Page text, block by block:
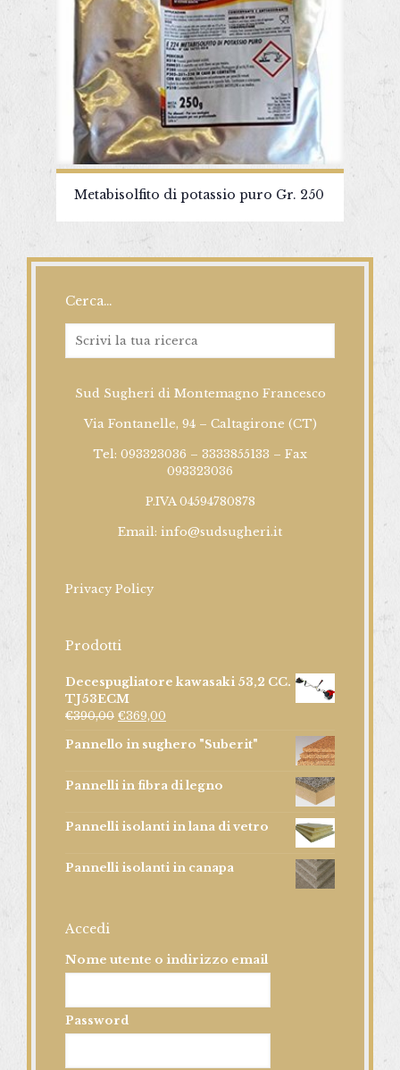
Metabisolfito di potassio puro Gr. 250
Cerca…
Sud Sugheri di Montemagno Francesco
Via Fontanelle, 94 – Caltagirone (CT)
Tel: 093323036 – 3333855133 – Fax
093323036
P.IVA 04594780878
Email: info@sudsugheri.it
Privacy Policy
Prodotti
Decespugliatore kawasaki 53,2 CC.
TJ53ECM
€390,00 €369,00
Pannello in sughero "Suberit"
Pannelli in fibra di legno
Pannelli isolanti in lana di vetro
Pannelli isolanti in canapa
Accedi
Nome utente o indirizzo email
Password